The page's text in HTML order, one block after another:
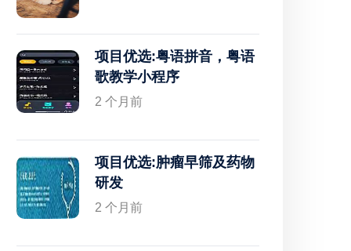
项目优选:粤语拼音，粤语
歌教学小程序
2 个月前
项目优选:肿瘤早筛及药物
研发
2 个月前